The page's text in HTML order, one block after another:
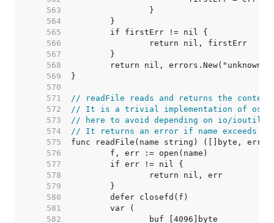
   563
   564
   565
   566
   567
   568
   569
   570
   571
// readFile reads and returns the
   572
// It is a trivial implementation of
   573
// here to avoid depending on io/ioutil
   574
// It returns an error if name exceeds
   575
   576
   577
   578
   579
   580
   581
   582